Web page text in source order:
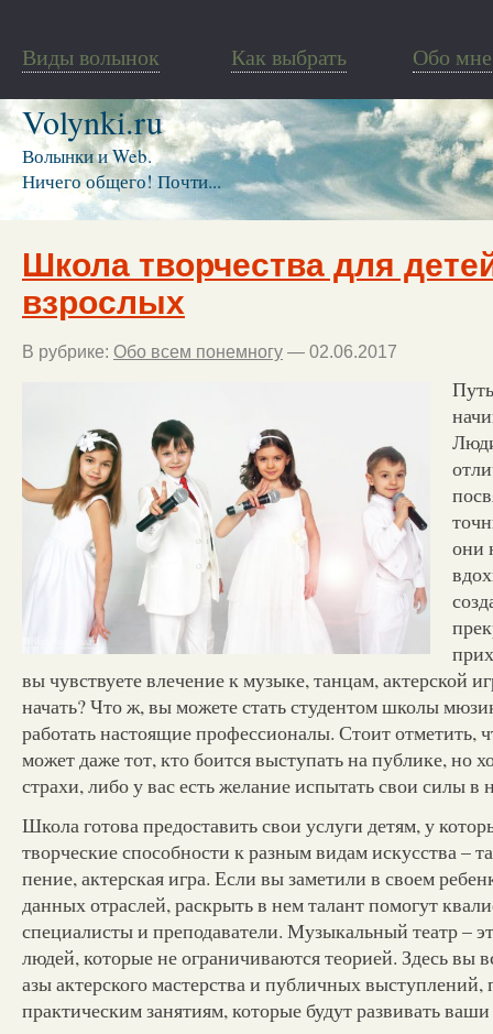
Виды волынок Как выбрать Обо мне
Volynki.ru
Волынки и Web.
Ничего общего! Почти...
Школа творчества для
взрослых
В рубрике: Обо всем понемногу — 02.06.2017
они
вы чувствуете влечение к музыке, танцам, актерской
начать? Что ж, вы можете стать студентом школы
работать настоящие профессионалы. Стоит отметить,
может даже тот, кто боится выступать на публике, но
страхи, либо у вас есть желание испытать свои силы в
Школа готова предоставить свои услуги детям, у
творческие способности к разным видам искусства –
пение, актерская игра. Если вы заметили в своем
данных отраслей, раскрыть в нем талант помогут
специалисты и преподаватели. Музыкальный театр –
людей, которые не ограничиваются теорией. Здесь вы
азы актерского мастерства и публичных выступлений,
практическим занятиям, которые будут развивать